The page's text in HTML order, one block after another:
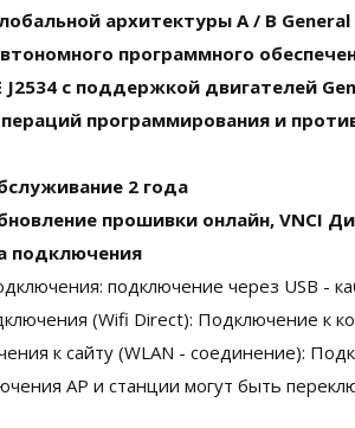
архитектуры A / B
программного
J2534 с поддержкой двигателей
программирования и
2 года
прошивки онлайн, VNCI
подключения
подключение через USB -
(Wifi Direct): Подключение к
к сайту (WLAN - соединение):
AP и станции могут быть